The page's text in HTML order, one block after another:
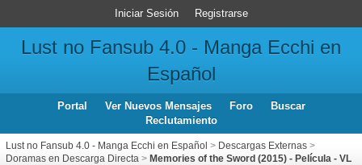
Iniciar Sesión Registrarse
Lust no Fansub 4.0 - Manga Ecchi en
Español
Portal Ver Nuevos Mensajes Foro
Buscar
Reclutamiento
Lust no Fansub 4.0 - Manga Ecchi en Español > Descargas Externas >
Doramas en Descarga Directa > Memories of the Sword (2015) - Película - VL